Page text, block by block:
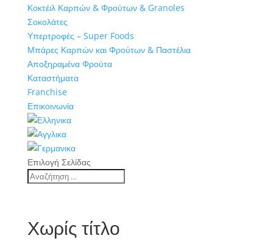
Κοκτέιλ Καρπών & Φρούτων & Granoles
Σοκολάτες
Υπερτροφές – Super Foods
Μπάρες Καρπών και Φρούτων & Παστέλια
Αποξηραμένα Φρούτα
Καταστήματα
Franchise
Επικοινωνία
Επιλογή Σελίδας
Χωρίς τίτλο